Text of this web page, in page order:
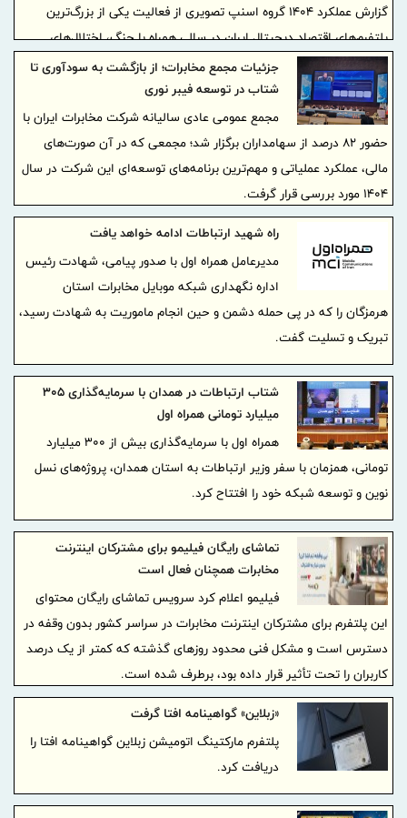
گزارش عملکرد ۱۴۰۴ گروه اسنپ تصویری از فعالیت یکی از بزرگ‌ترین
پلتفرم‌های اقتصاد دیجیتال ایران در سالی همراه با جنگ، اختلال‌های
ارتباطی و نوسان‌های اقتصادی ارائه می‌دهد. گروه اسنپ در این گزارش به
تاثیر وقوع ۲ جنگ و اختلال‌های گسترده اینترنت بر این پلتفرم پرداخته
است. این گزارش نشان می‌دهد رفتار کاربران در استفاده از خدمات
دیجیتال در دوره‌های بحرانی چگونه تغییر کرده است. اسنپ در این سال
توانست علاوه‌بر تداوم خدمات‌رسانی، سهم بازار خود را از تاکسی‌های
اینترنتی کشور به ۸۹.۹ درصد برساند. برای مطالعه کامل گزارش عملکرد
۱۴۰۴ گروه اسنپ به این لینک مراجعه کنید.
جزئیات مجمع مخابرات؛ از بازگشت به سودآوری تا
شتاب در توسعه فیبر نوری
مجمع عمومی عادی سالیانه شرکت مخابرات ایران با
حضور ۸۲ درصد از سهامداران برگزار شد؛ مجمعی که در آن صورت‌های
مالی، عملکرد عملیاتی و مهم‌ترین برنامه‌های توسعه‌ای این شرکت در سال
۱۴۰۴ مورد بررسی قرار گرفت.
راه شهید ارتباطات ادامه خواهد یافت
مدیرعامل همراه اول با صدور پیامی، شهادت رئیس
اداره نگهداری شبکه موبایل مخابرات استان
هرمزگان را که در پی حمله دشمن و حین انجام ماموریت به شهادت رسید،
تبریک و تسلیت گفت.
شتاب ارتباطات در همدان با سرمایه‌گذاری ۳۰۵
میلیارد تومانی همراه اول
همراه اول با سرمایه‌گذاری بیش از ۳۰۰ میلیارد
تومانی، همزمان با سفر وزیر ارتباطات به استان همدان، پروژه‌های نسل
نوین و توسعه شبکه خود را افتتاح کرد.
تماشای رایگان فیلیمو برای مشترکان اینترنت
مخابرات همچنان فعال است
فیلیمو اعلام کرد سرویس تماشای رایگان محتوای
این پلتفرم برای مشترکان اینترنت مخابرات در سراسر کشور بدون وقفه در
دسترس است و مشکل فنی محدود روزهای گذشته که کمتر از یک درصد
کاربران را تحت تأثیر قرار داده بود، برطرف شده است.
«زبلاین» گواهینامه افتا گرفت
پلتفرم مارکتینگ اتومیشن زبلاین گواهینامه افتا را
دریافت کرد.